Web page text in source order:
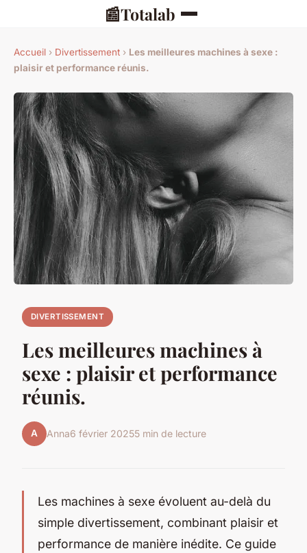
📰Totalab
Accueil › Divertissement › Les meilleures machines à sexe :
plaisir et performance réunis.
DIVERTISSEMENT
Les meilleures machines à
sexe : plaisir et performance
réunis.
A Anna6 février 20255 min de lecture
Les machines à sexe évoluent au-delà du
simple divertissement, combinant plaisir et
performance de manière inédite. Ce guide